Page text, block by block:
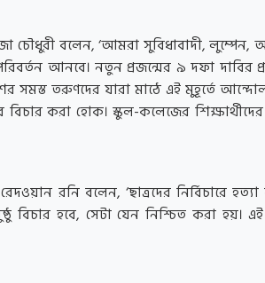
চৌধুরী বলেন, ‘আমরা সুবিধাবাদী, লুম্পেন,
আনবে। নতুন প্রজন্মের ৯ দফা দাবির
সমস্ত তরুণদের যারা মাঠে এই মুহূর্তে
বিচার করা হোক। স্কুল-কলেজের
রনি বলেন, ‘ছাত্রদের নির্বিচারে
বিচার হবে, সেটা যেন নিশ্চিত করা হয়।